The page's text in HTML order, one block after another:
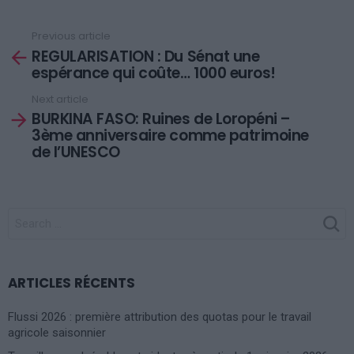
more
Previous article
REGULARISATION : Du Sénat une
espérance qui coûte… 1000 euros!
Next article
BURKINA FASO: Ruines de Loropéni –
3ème anniversaire comme patrimoine
de l’UNESCO
ARTICLES RÉCENTS
Flussi 2026 : première attribution des quotas pour le travail
agricole saisonnier